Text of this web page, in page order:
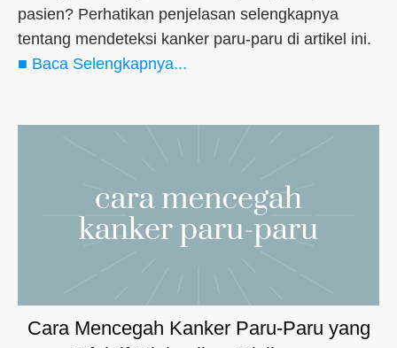
pasien? Perhatikan penjelasan selengkapnya
tentang mendeteksi kanker paru-paru di artikel ini.
■ Baca Selengkapnya...
Cara Mencegah Kanker Paru-Paru yang